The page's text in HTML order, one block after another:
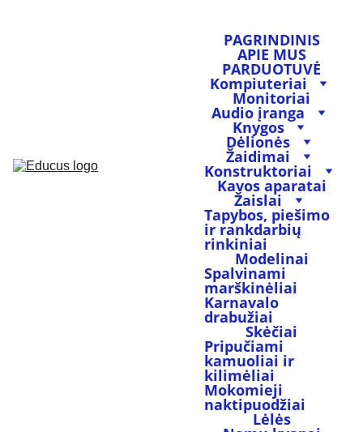
PAGRINDINIS
APIE MUS
PARDUOTUVĖ
Kompiuteriai
Monitoriai
Audio įranga
Knygos
Dėlionės
Žaidimai
Konstruktoriai
Kavos aparatai
Žaislai
Tapybos, piešimo
ir rankdarbių
rinkiniai
Modelinai
Spalvinami
marškinėliai
Karnavalo
drabužiai
Skėčiai
Pripučiami
kamuoliai ir
kilimėliai
Mokomieji
naktipuodžiai
Lėlės